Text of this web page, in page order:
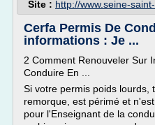
Site : http://www.seine-
Cerfa Permis De
informations : Je ...
2 Comment Renouveler Sur
Conduire En ...
Si votre permis poids lourds,
remorque, est périmé et
pour l'Enseignant de la